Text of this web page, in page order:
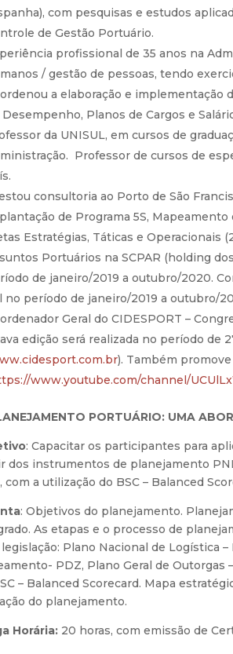
com pesquisas e estudos
de Gestão Portuário.
profissional de 35 anos na
/ gestão de pessoas, tendo
a elaboração e implementação
Desempenho, Planos de Cargos e
da UNISUL, em cursos de
Professor de cursos de
consultoria ao Porto de São
de Programa 5S,
Estratégias, Táticas e Operacionais
Portuários na SCPAR (holding
de janeiro/2019 a outubro/2020.
no período de janeiro/2019 a outubro/
Geral do CIDESPORT –
edição será realizada no período de
). Também
www.youtube.com/channel/
PORTUÁRIO: UMA
: Capacitar os participantes para
dos instrumentos de planejamento
com a utilização do BSC – Balanced
: Objetivos do planejamento.
As etapas e o processo de
Plano Nacional de Logística
PDZ, Plano Geral de Outorgas
– Balanced Scorecard. Mapa
do planejamento.
Horária: 20 horas, com emissão de